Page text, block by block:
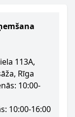
113A,
Rīga
10:00-
10:00-16:00